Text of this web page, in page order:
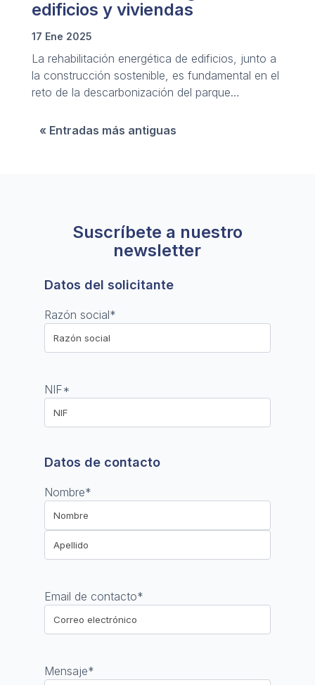
edificios y viviendas
17 Ene 2025
La rehabilitación energética de edificios, junto a
la construcción sostenible, es fundamental en el
reto de la descarbonización del parque
« Entradas más antiguas
Suscríbete a nuestro
newsletter
Datos del solicitante
Razón social*
NIF*
Datos de contacto
Nombre*
Email de contacto*
Mensaje*